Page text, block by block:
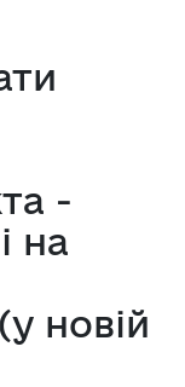
-
на
новій